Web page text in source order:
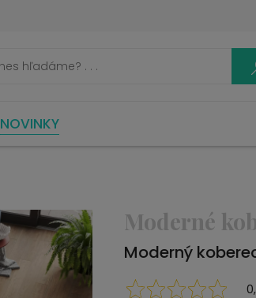
NOVINKY
Moderné
Moderný